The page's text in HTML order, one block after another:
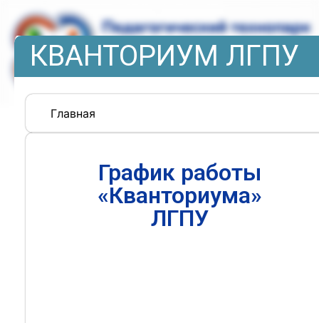
КВАНТОРИУМ ЛГПУ
Главная
График работы
«Кванториума»
ЛГПУ